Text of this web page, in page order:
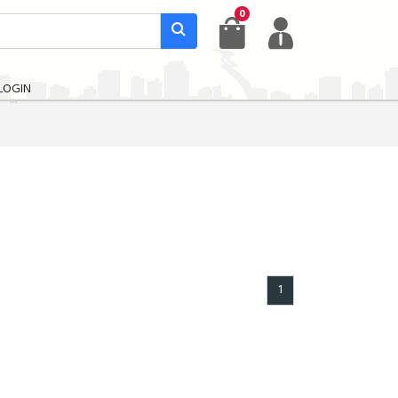
0
1